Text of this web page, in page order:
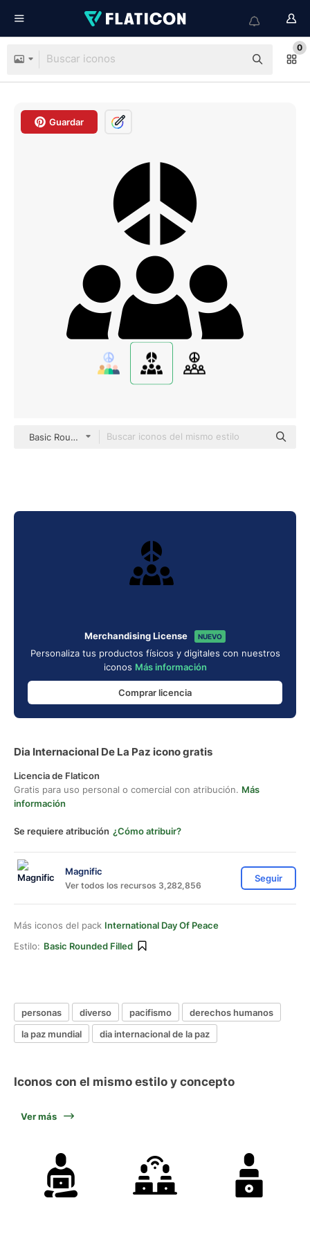
0
Guardar
Basic Rounded Filled
Merchandising License NUEVO
Personaliza tus productos físicos y digitales con nuestros
iconos Más información
Comprar licencia
Dia Internacional De La Paz icono gratis
Licencia de Flaticon
Gratis para uso personal o comercial con atribución. Más
información
Se requiere atribución ¿Cómo atribuir?
Magnific
Ver todos los recursos 3,282,856
Seguir
Más iconos del pack International Day Of Peace
Estilo: Basic Rounded Filled
personas diverso pacifismo
derechos humanos
la paz mundial
dia internacional de la paz
Iconos con el mismo estilo y concepto
Ver más